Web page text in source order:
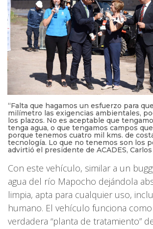
“Falta que hagamos un esfuerzo para
milímetro las exigencias ambientales,
los plazos. No es aceptable que
tenga agua, o que tengamos campos
porque tenemos cuatro mil kms. de
tecnología. Lo que no tenemos son los
advirtió el presidente de ACADES, Carlos
Con este vehículo, similar a un
agua del río Mapocho dejándola
limpia, apta para cualquier uso,
humano. El vehículo funciona
verdadera “planta de tratamiento”